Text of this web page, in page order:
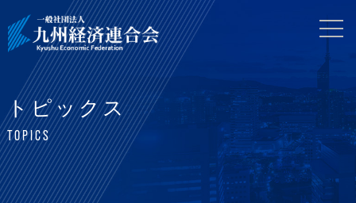
トピックス
TOPICS